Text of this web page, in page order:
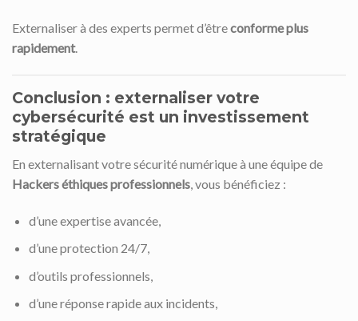
Externaliser à des experts permet d’êtreconforme plus
rapidement.
Conclusion : externaliser votre
cybersécurité est un investissement
stratégique
En externalisant votre sécurité numérique à une équipe de
Hackers éthiques professionnels, vous bénéficiez :
d’une expertise avancée,
d’une protection 24/7,
d’outils professionnels,
d’une réponse rapide aux incidents,